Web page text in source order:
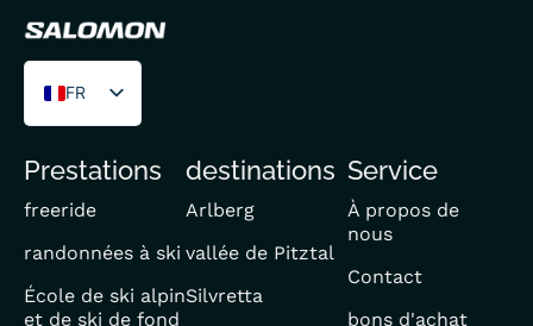
FR
DE
EN
Prestations
freeride
randonnées à ski
École de ski alpin
et de ski de fond
destinations
Arlberg
vallée de Pitztal
Silvretta
Service
À propos de
nous
Contact
bons d'achat